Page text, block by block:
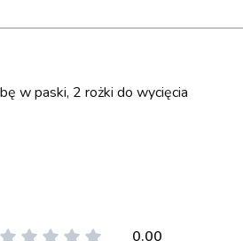
w paski, 2 rożki do wycięcia
0.00